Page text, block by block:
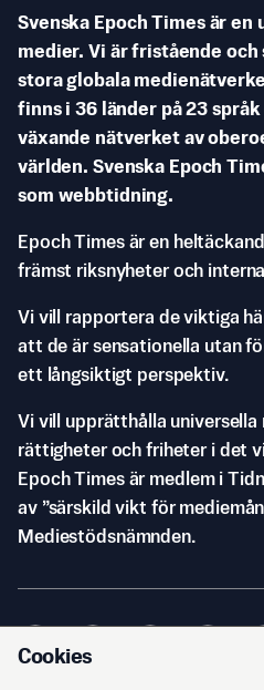
Svenska Epoch Times är en
medier. Vi är fristående
stora globala
finns i 36 länder på 23
växande nätverket av
världen. Svenska Epoch
som webbtidning.
Epoch Times är en
främst riksnyheter och
Vi vill rapportera de viktiga
att de är sensationella utan
ett långsiktigt perspektiv.
Vi vill upprätthålla universella
rättigheter och friheter i det
Epoch Times är medlem i
av ”särskild vikt för
Mediestödsnämnden.
Cookies